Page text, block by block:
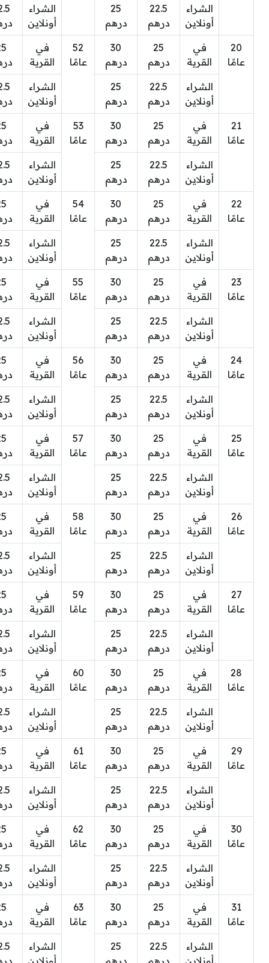
الشراء
أونلاين
22.5
درهم
25
درهم
الشراء
أونلاين
20
عامًا
في
القرية
25
درهم
30
درهم
52
عامًا
في
القرية
الشراء
أونلاين
22.5
درهم
25
درهم
الشراء
أونلاين
21
عامًا
في
القرية
25
درهم
30
درهم
53
عامًا
في
القرية
الشراء
أونلاين
22.5
درهم
25
درهم
الشراء
أونلاين
22
عامًا
في
القرية
25
درهم
30
درهم
54
عامًا
في
القرية
الشراء
أونلاين
22.5
درهم
25
درهم
الشراء
أونلاين
23
عامًا
في
القرية
25
درهم
30
درهم
55
عامًا
في
القرية
الشراء
أونلاين
22.5
درهم
25
درهم
الشراء
أونلاين
24
عامًا
في
القرية
25
درهم
30
درهم
56
عامًا
في
القرية
الشراء
أونلاين
22.5
درهم
25
درهم
الشراء
أونلاين
25
عامًا
في
القرية
25
درهم
30
درهم
57
عامًا
في
القرية
الشراء
أونلاين
22.5
درهم
25
درهم
الشراء
أونلاين
26
عامًا
في
القرية
25
درهم
30
درهم
58
عامًا
في
القرية
الشراء
أونلاين
22.5
درهم
25
درهم
الشراء
أونلاين
27
عامًا
في
القرية
25
درهم
30
درهم
59
عامًا
في
القرية
الشراء
أونلاين
22.5
درهم
25
درهم
الشراء
أونلاين
28
عامًا
في
القرية
25
درهم
30
درهم
60
عامًا
في
القرية
الشراء
أونلاين
22.5
درهم
25
درهم
الشراء
أونلاين
29
عامًا
في
القرية
25
درهم
30
درهم
61
عامًا
في
القرية
الشراء
أونلاين
22.5
درهم
25
درهم
الشراء
أونلاين
30
عامًا
في
القرية
25
درهم
30
درهم
62
عامًا
في
القرية
الشراء
أونلاين
22.5
درهم
25
درهم
الشراء
أونلاين
31
عامًا
في
القرية
25
درهم
30
درهم
63
عامًا
في
القرية
الشراء
22.5
25
الشراء